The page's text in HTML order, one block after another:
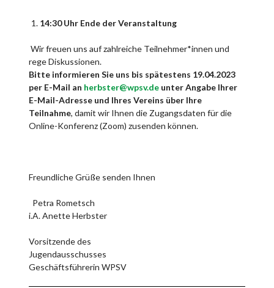
14:30 Uhr Ende der Veranstaltung
Wir freuen uns auf zahlreiche Teilnehmer*innen und
rege Diskussionen.
Bitte informieren Sie uns bis spätestens 19.04.2023
per E-Mail an herbster@wpsv.de unter Angabe Ihrer
E-Mail-Adresse und Ihres Vereins über Ihre
Teilnahme, damit wir Ihnen die Zugangsdaten für die
Online-Konferenz (Zoom) zusenden können.
Freundliche Grüße senden Ihnen
Petra Rometsch
i.A. Anette Herbster
Vorsitzende des
Jugendausschusses
Geschäftsführerin WPSV